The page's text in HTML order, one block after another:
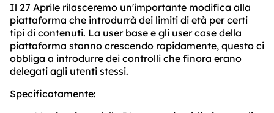
Il 27 Aprile rilasceremo un'importante modifica alla
piattaforma che introdurrà dei limiti di età per certi
tipi di contenuti. La user base e gli user case della
piattaforma stanno crescendo rapidamente, questo ci
obbliga a introdurre dei controlli che finora erano
delegati agli utenti stessi.
Specificatamente: